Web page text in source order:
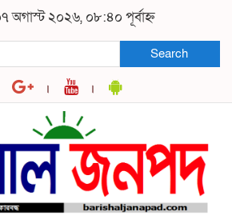
অগাস্ট ২০২৬, ০৮:৪০ পূর্বাহ্ন
Search